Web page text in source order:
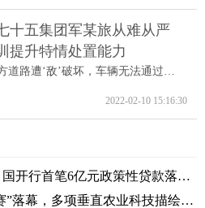
十五集团军某旅从难从严
提升特情处置能力
“前方道路遭‘敌’破坏，车辆无法通过。...
2022-02-10 15:16:30
支持“双中心”核心区建设 国开行首笔6亿元政策性贷款落地-天天亮点
第三届“多多农研科技大赛”落幕，多项垂直农业科技描绘未来农业图景